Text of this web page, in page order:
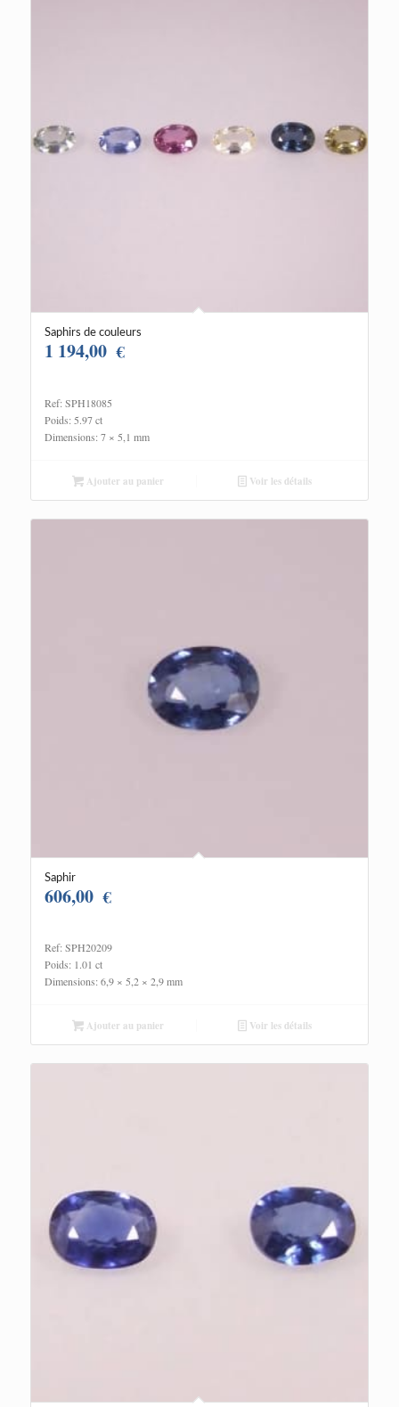
Saphirs de couleurs
1 194,00 €
Ref: SPH18085
Poids: 5.97 ct
Dimensions: 7 × 5,1 mm
Ajouter au panier Voir les détails
Saphir
606,00 €
Ref: SPH20209
Poids: 1.01 ct
Dimensions: 6,9 × 5,2 × 2,9 mm
Ajouter au panier Voir les détails